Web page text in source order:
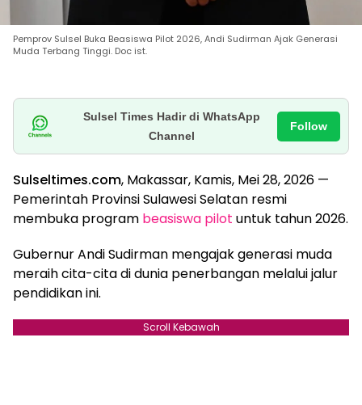
Pemprov Sulsel Buka Beasiswa Pilot 2026, Andi Sudirman Ajak Generasi
Muda Terbang Tinggi. Doc ist.
Sulsel Times Hadir di WhatsApp
Channel
Follow
Sulseltimes.com, Makassar, Kamis, Mei 28, 2026 —
Pemerintah Provinsi Sulawesi Selatan resmi
membuka program beasiswa pilot untuk tahun 2026.
Gubernur Andi Sudirman mengajak generasi muda
meraih cita-cita di dunia penerbangan melalui jalur
pendidikan ini.
Scroll Kebawah